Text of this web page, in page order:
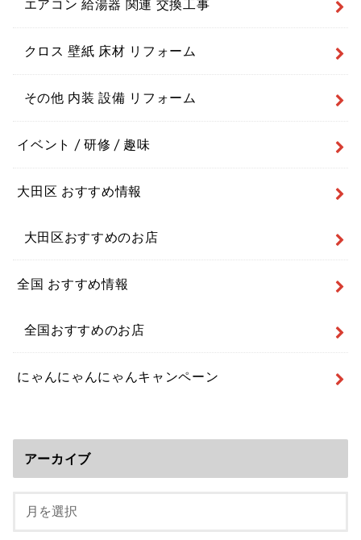
エアコン 給湯器 関連 交換工事
クロス 壁紙 床材 リフォーム
その他 内装 設備 リフォーム
イベント / 研修 / 趣味
大田区 おすすめ情報
大田区おすすめのお店
全国 おすすめ情報
全国おすすめのお店
にゃんにゃんにゃんキャンペーン
アーカイブ